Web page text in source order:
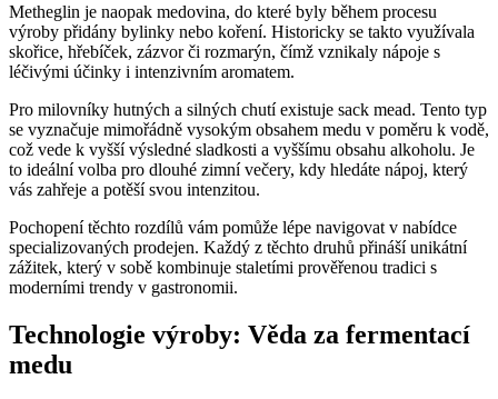
Metheglin je naopak medovina, do které byly během procesu
výroby přidány bylinky nebo koření. Historicky se takto využívala
skořice, hřebíček, zázvor či rozmarýn, čímž vznikaly nápoje s
léčivými účinky i intenzivním aromatem.
Pro milovníky hutných a silných chutí existuje sack mead. Tento typ
se vyznačuje mimořádně vysokým obsahem medu v poměru k vodě,
což vede k vyšší výsledné sladkosti a vyššímu obsahu alkoholu. Je
to ideální volba pro dlouhé zimní večery, kdy hledáte nápoj, který
vás zahřeje a potěší svou intenzitou.
Pochopení těchto rozdílů vám pomůže lépe navigovat v nabídce
specializovaných prodejen. Každý z těchto druhů přináší unikátní
zážitek, který v sobě kombinuje staletími prověřenou tradici s
moderními trendy v gastronomii.
Technologie výroby: Věda za fermentací
medu